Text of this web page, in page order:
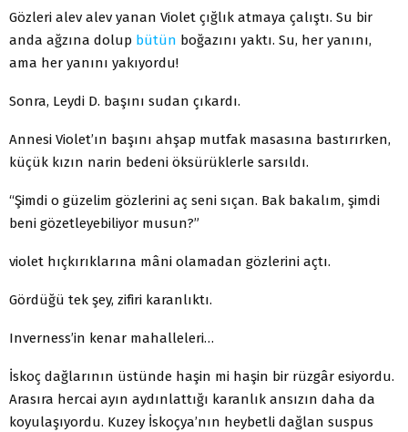
Gözleri alev alev yanan Violet çığlık atmaya çalıştı. Su bir
anda ağzına dolup bütün boğazını yaktı. Su, her yanını,
ama her yanını yakıyordu!
Sonra, Leydi D. başını sudan çıkardı.
Annesi Violet’ın başını ahşap mutfak masasına bastırırken,
küçük kızın narin bedeni öksürüklerle sarsıldı.
“Şimdi o güzelim gözlerini aç seni sıçan. Bak bakalım, şimdi
beni gözetleyebiliyor musun?”
violet hıçkırıklarına mâni olamadan gözlerini açtı.
Gördüğü tek şey, zifiri karanlıktı.
Inverness’in kenar mahalleleri…
İskoç dağlarının üstünde haşin mi haşin bir rüzgâr esiyordu.
Arasıra hercai ayın aydınlattığı karanlık ansızın daha da
koyulaşıyordu. Kuzey İskoçya’nın heybetli dağlan suspus